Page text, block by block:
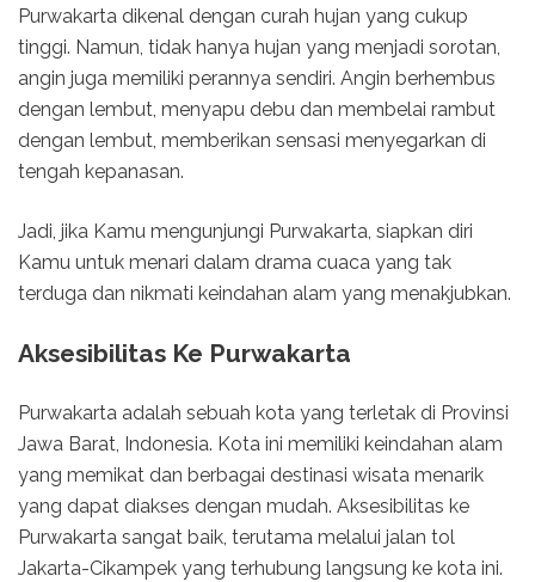
Purwakarta dikenal dengan curah hujan yang cukup
tinggi. Namun, tidak hanya hujan yang menjadi sorotan,
angin juga memiliki perannya sendiri. Angin berhembus
dengan lembut, menyapu debu dan membelai rambut
dengan lembut, memberikan sensasi menyegarkan di
tengah kepanasan.
Jadi, jika Kamu mengunjungi Purwakarta, siapkan diri
Kamu untuk menari dalam drama cuaca yang tak
terduga dan nikmati keindahan alam yang menakjubkan.
Aksesibilitas Ke Purwakarta
Purwakarta adalah sebuah kota yang terletak di Provinsi
Jawa Barat, Indonesia. Kota ini memiliki keindahan alam
yang memikat dan berbagai destinasi wisata menarik
yang dapat diakses dengan mudah. Aksesibilitas ke
Purwakarta sangat baik, terutama melalui jalan tol
Jakarta-Cikampek yang terhubung langsung ke kota ini.